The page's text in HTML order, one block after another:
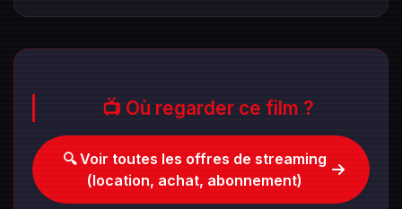
📺 Où regarder ce film ?
🔍 Voir toutes les offres de streaming
(location, achat, abonnement)